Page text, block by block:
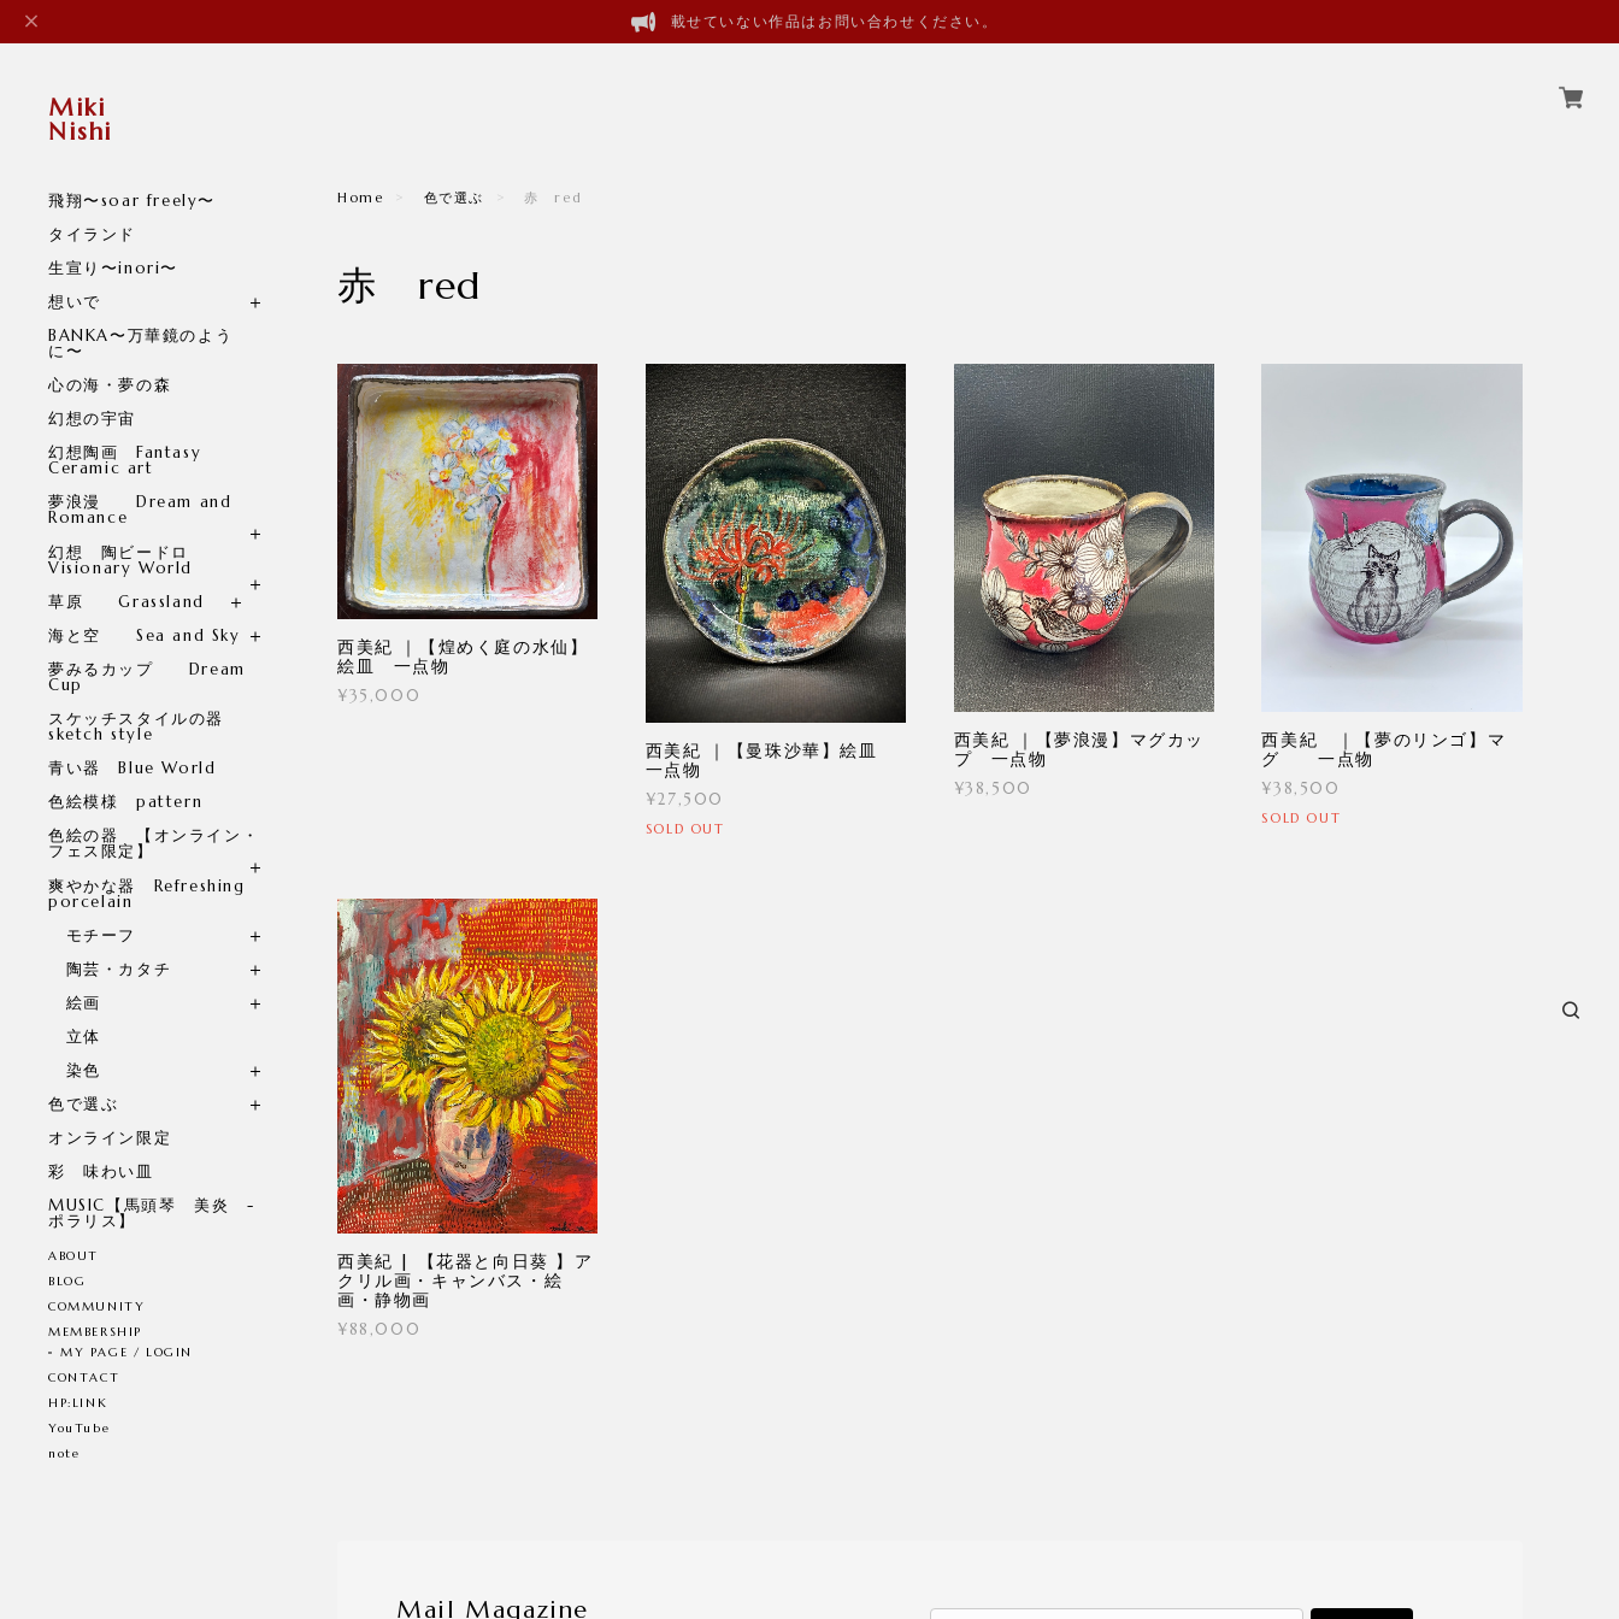
載せていない作品はお問い合わせください。
Miki
Nishi
飛翔〜soar freely〜
タイランド
生宣り〜inori〜
想いで
BANKA〜万華鏡のよう
に〜
心の海・夢の森
幻想の宇宙
幻想陶画 Fantasy
Ceramic art
夢浪漫 Dream and
Romance
幻想 陶ビードロ
Visionary World
草原 Grassland
海と空 Sea and Sky
夢みるカップ Dream
Cup
スケッチスタイルの器
sketch style
青い器 Blue World
色絵模様 pattern
色絵の器 【オンライン・
フェス限定】
爽やかな器 Refreshing
porcelain
モチーフ
陶芸・カタチ
絵画
立体
染色
色で選ぶ
オンライン限定
彩 味わい皿
MUSIC【馬頭琴 美炎 -
ポラリス】
ABOUT
BLOG
COMMUNITY
MEMBERSHIP
MY PAGE / LOGIN
CONTACT
HP:LINK
YouTube
note
Home 色で選ぶ 赤 red
赤 red
西美紀 ｜【煌めく庭の水仙】
絵皿 一点物
¥35,000
西美紀 ｜【曼珠沙華】絵皿
一点物
¥27,500
SOLD OUT
西美紀 ｜【夢浪漫】マグカッ
プ 一点物
¥38,500
西美紀 ｜【夢のリンゴ】マ
グ 一点物
¥38,500
SOLD OUT
西美紀 | 【花器と向日葵 】ア
クリル画・キャンバス・絵
画・静物画
¥88,000
Mail Magazine